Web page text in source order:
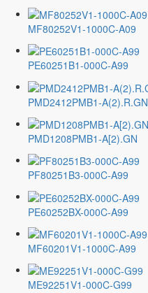
MF80252V1-1000C-A09
PE60251B1-000C-A99
PMD2412PMB1-A(2).R.GN
PMD1208PMB1-A[2).GN
PF80251B3-000C-A99
PE60252BX-000C-A99
MF60201V1-1000C-A99
ME92251V1-000C-G99